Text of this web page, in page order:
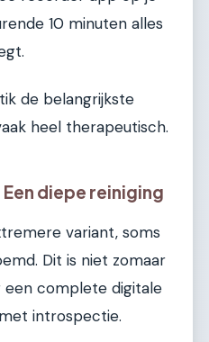
10 minuten alles
de belangrijkste
heel therapeutisch.
diepe reiniging
variant, soms
Dit is niet zomaar
een complete digitale
introspectie.